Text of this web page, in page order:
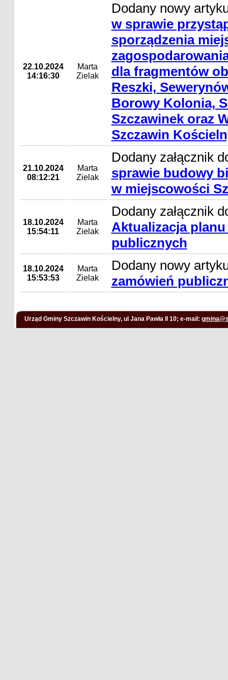
22.10.2024
14:16:30
Marta
Zielak
Dodany nowy
w sprawie
sporządzenia
dla fragmentów
Reszki,
Borowy Kolonia,
Szczawinek oraz
Szczawin
21.10.2024
08:12:21
Marta
Zielak
Dodany załącznik
sprawie budowy
w miejscowości
18.10.2024
15:54:11
Marta
Zielak
Dodany załącznik
Aktualizacja
publicznych
18.10.2024
15:53:53
Marta
Zielak
Dodany nowy
zamówień
Urząd Gminy Szczawin Kościelny, ul Jana Pawła II 10; e-mail: